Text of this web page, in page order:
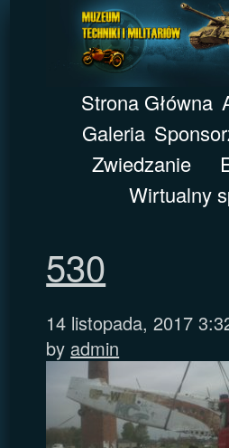
Strona Główna
Galeria
Zwiedzanie
Wirtualny
530
14 listopada, 2017
by admin